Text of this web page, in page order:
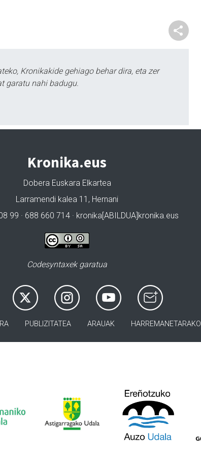
Kronikakide gehiago behar dira, eta zer
garatu nahi badugu.
Kronika.eus
Dobera Euskara Elkartea
Larramendi kalea 11, Hernani
99 · 688 660 714 · kronika[ABILDUA]kronika.eus
Codesyntaxek garatua
PUBLIZITATEA ARAUAK HARREMANETARAKO